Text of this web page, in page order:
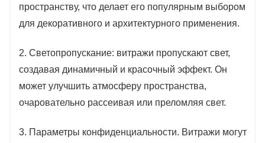
пространству, что делает его популярным выбором
для декоративного и архитектурного применения.
2. Светопропускание: витражи пропускают свет,
создавая динамичный и красочный эффект. Он
может улучшить атмосферу пространства,
очаровательно рассеивая или преломляя свет.
3. Параметры конфиденциальности. Витражи могут